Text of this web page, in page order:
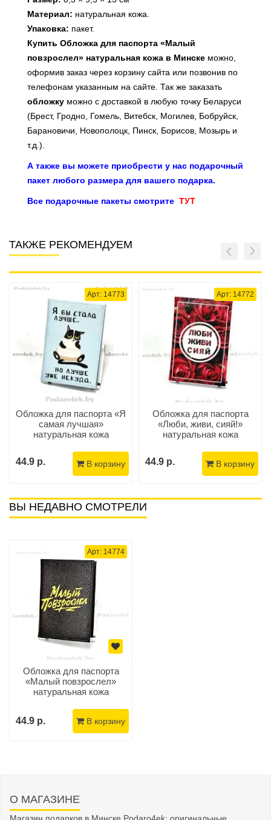
Материал: натуральная кожа.
Упаковка: пакет.
Купить Обложка для паспорта «Малый
повзрослел» натуральная кожа в Минске можно,
оформив заказ через корзину сайта или позвонив по
телефонам указанным на сайте. Так же заказать
обложку можно с доставкой в любую точку Беларуси
(Брест, Гродно, Гомель, Витебск, Могилев, Бобруйск,
Барановичи, Новополоцк, Пинск, Борисов, Мозырь и
т.д.).
А также вы можете приобрести у нас подарочный
пакет любого размера для вашего подарка.
Все подарочные пакеты смотрите ТУТ
ТАКЖЕ РЕКОМЕНДУЕМ
Арт: 14773
Обложка для паспорта «Я
самая лучшая»
натуральная кожа
44.9 р. В корзину
Арт: 14772
Обложка для паспорта
«Люби, живи, сияй!»
натуральная кожа
44.9 р. В корзину
ВЫ НЕДАВНО СМОТРЕЛИ
Арт: 14774
Обложка для паспорта
«Малый повзрослел»
натуральная кожа
44.9 р. В корзину
О МАГАЗИНЕ